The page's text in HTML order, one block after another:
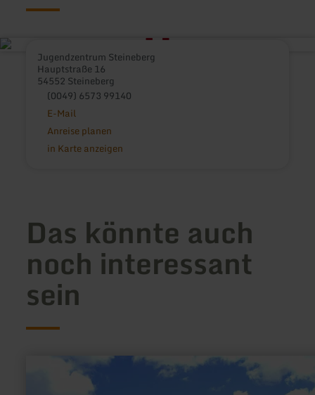
Jugendzentrum Steineberg
Hauptstraße 16
54552 Steineberg
(0049) 6573 99140
E-Mail
Anreise planen
in Karte anzeigen
Das könnte auch
noch interessant
sein